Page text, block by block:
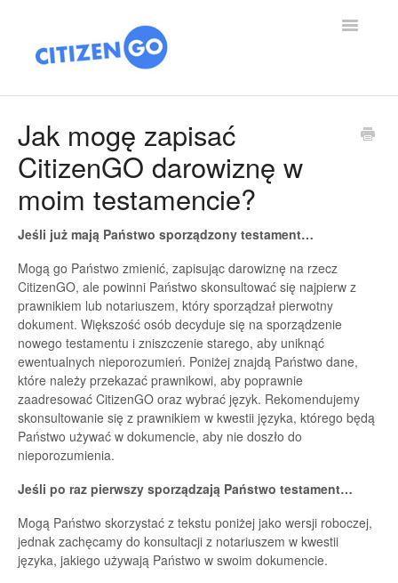
Toggle
ARTYKULY
O NAS
ZWYCIESTWA
WESPRZYJ NAS
Jak mogę zapisać
CitizenGO darowiznę w
moim testamencie?
Jeśli już mają Państwo sporządzony testament…
Mogą go Państwo zmienić, zapisując darowiznę na rzecz
CitizenGO, ale powinni Państwo skonsultować się najpierw z
prawnikiem lub notariuszem, który sporządzał pierwotny
dokument. Większość osób decyduje się na sporządzenie
nowego testamentu i zniszczenie starego, aby uniknąć
ewentualnych nieporozumień. Poniżej znajdą Państwo dane,
które należy przekazać prawnikowi, aby poprawnie
zaadresować CitizenGO oraz wybrać język. Rekomendujemy
skonsultowanie się z prawnikiem w kwestii języka, którego będą
Państwo używać w dokumencie, aby nie doszło do
nieporozumienia.
Jeśli po raz pierwszy sporządzają Państwo testament…
Mogą Państwo skorzystać z tekstu poniżej jako wersji roboczej,
jednak zachęcamy do konsultacji z notariuszem w kwestii
języka, jakiego używają Państwo w swoim dokumencie.